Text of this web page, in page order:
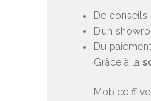
De
D’un
Du
Grâce à la
Mobicoiff